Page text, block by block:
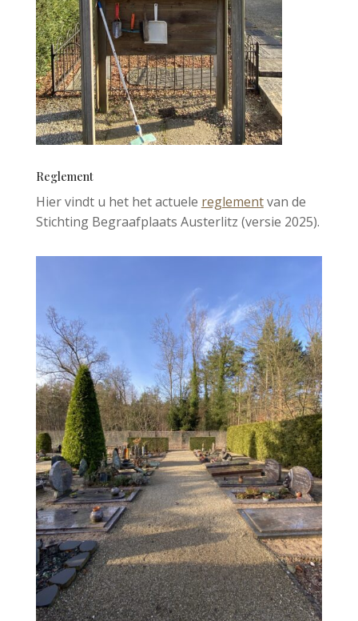
Reglement
Hier vindt u het het actuele reglementvan de
Stichting Begraafplaats Austerlitz (versie 2025).